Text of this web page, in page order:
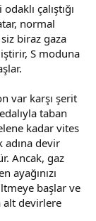
çalıştığı
normal
biraz gaza
S moduna
var karşı şerit
taban
kadar vites
devir
Ancak, gaz
ayağınızı
başlar ve
alt devirlere